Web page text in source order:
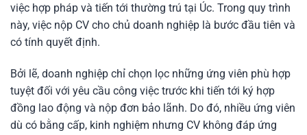
việc hợp pháp và tiến tới thường trú tại Úc. Trong quy trình
này, việc nộp CV cho chủ doanh nghiệp là bước đầu tiên và
có tính quyết định.
Bởi lẽ, doanh nghiệp chỉ chọn lọc những ứng viên phù hợp
tuyệt đối với yêu cầu công việc trước khi tiến tới ký hợp
đồng lao động và nộp đơn bảo lãnh. Do đó, nhiều ứng viên
dù có bằng cấp, kinh nghiệm nhưng CV không đáp ứng